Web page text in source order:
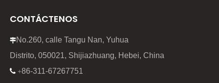
CONTÁCTENOS
No.260, calle Tangu Nan, Yuhua
Distrito, 050021, Shijiazhuang, Hebei, China
 +86-311-67267751